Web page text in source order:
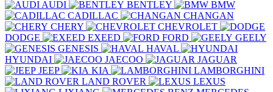
AUDI BENTLEY
BMW
CADILLAC
CHANGAN
CHERY
CHEVROLET
DODGE
EXEED FORD
GEELY
GENESIS
HAVAL
HYUNDAI
JAECOO
JAGUAR
JEEP
KIA
LAMBORGHINI
LAND ROVER
LEXUS